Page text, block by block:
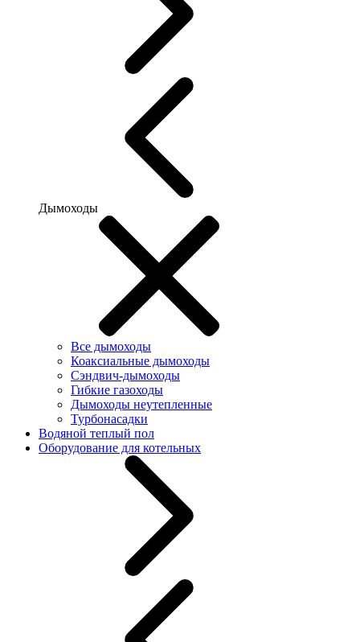
Дымоходы
Все дымоходы
Коаксиальные дымоходы
Сэндвич-дымоходы
Гибкие газоходы
Дымоходы неутепленные
Турбонасадки
Водяной теплый пол
Оборудование для котельных